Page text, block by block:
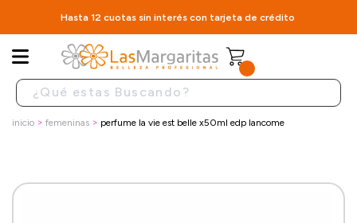
Hasta 12 cuotas sin interés con tarjeta de crédito
inicio femeninas perfume la vie est belle x50ml edp lancome